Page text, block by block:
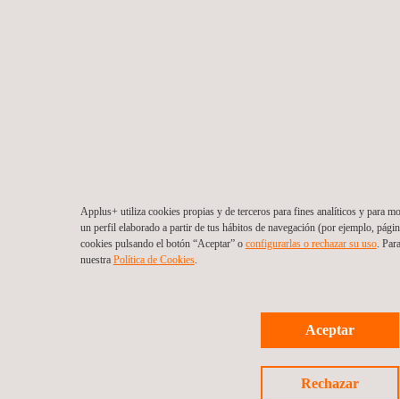
Applus+ utiliza cookies propias y de terceros para fines analíticos y para
un perfil elaborado a partir de tus hábitos de navegación (por ejemplo,
cookies pulsando el botón “Aceptar” o configurarlas o rechazar su uso.
nuestra Política de Cookies. ​
Aceptar
Rechazar